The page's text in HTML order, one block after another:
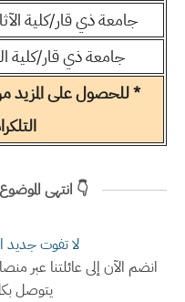
جامعة ذي قار/كلية
جامعة ذي قار/كلية
* للحصول على المزيد
👇 انتهى
لا تفوت جديد
انضم الآن إلى عائلتنا عبر
يتوصل